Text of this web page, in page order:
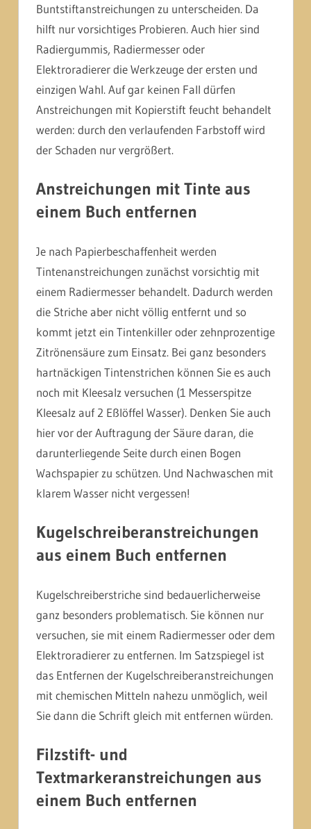
Buntstiftanstreichungen zu unterscheiden. Da
hilft nur vorsichtiges Probieren. Auch hier sind
Radiergummis, Radiermesser oder
Elektroradierer die Werkzeuge der ersten und
einzigen Wahl. Auf gar keinen Fall dürfen
Anstreichungen mit Kopierstift feucht behandelt
werden: durch den verlaufenden Farbstoff wird
der Schaden nur vergrößert.
Anstreichungen mit Tinte aus
einem Buch entfernen
Je nach Papierbeschaffenheit werden
Tintenanstreichungen zunächst vorsichtig mit
einem Radiermesser behandelt. Dadurch werden
die Striche aber nicht völlig entfernt und so
kommt jetzt ein Tintenkiller oder zehnprozentige
Zitrönensäure zum Einsatz. Bei ganz besonders
hartnäckigen Tintenstrichen können Sie es auch
noch mit Kleesalz versuchen (1 Messerspitze
Kleesalz auf 2 Eßlöffel Wasser). Denken Sie auch
hier vor der Auftragung der Säure daran, die
darunterliegende Seite durch einen Bogen
Wachspapier zu schützen. Und Nachwaschen mit
klarem Wasser nicht vergessen!
Kugelschreiberanstreichungen
aus einem Buch entfernen
Kugelschreiberstriche sind bedauerlicherweise
ganz besonders problematisch. Sie können nur
versuchen, sie mit einem Radiermesser oder dem
Elektroradierer zu entfernen. Im Satzspiegel ist
das Entfernen der Kugelschreiberanstreichungen
mit chemischen Mitteln nahezu unmöglich, weil
Sie dann die Schrift gleich mit entfernen würden.
Filzstift- und
Textmarkeranstreichungen aus
einem Buch entfernen